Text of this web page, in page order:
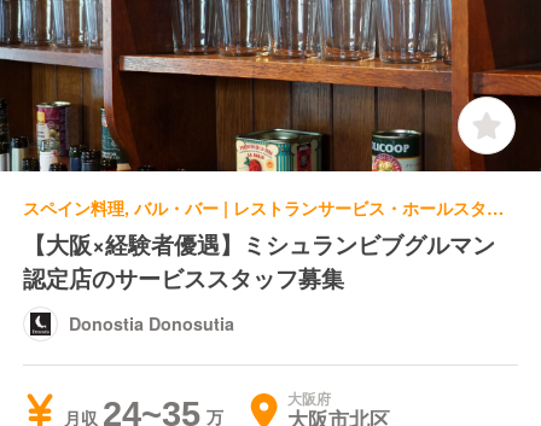
スペイン料理, バル・バー | レストランサービス・ホールスタッフ | Donostia Donosutia
【大阪×経験者優遇】ミシュランビブグルマン
認定店のサービススタッフ募集
Donostia Donosutia
月収 24~35 大阪府
大阪市北区